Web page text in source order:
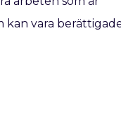
kan vara